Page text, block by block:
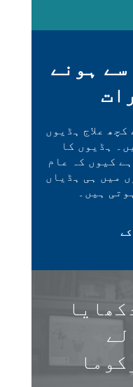
سے ہونے
علاج ہڈیوں
ہڈیوں کا
کیوں کہ عام
میں ہی ہڈیاں
ہیں۔